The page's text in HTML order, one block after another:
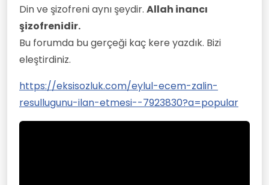
Din ve şizofreni aynı şeydir. Allah inancı
şizofrenidir.
Bu forumda bu gerçeği kaç kere yazdık. Bizi
eleştirdiniz.
https://eksisozluk.com/eylul-ecem-zalin-
resullugunu-ilan-etmesi--7923830?a=popular